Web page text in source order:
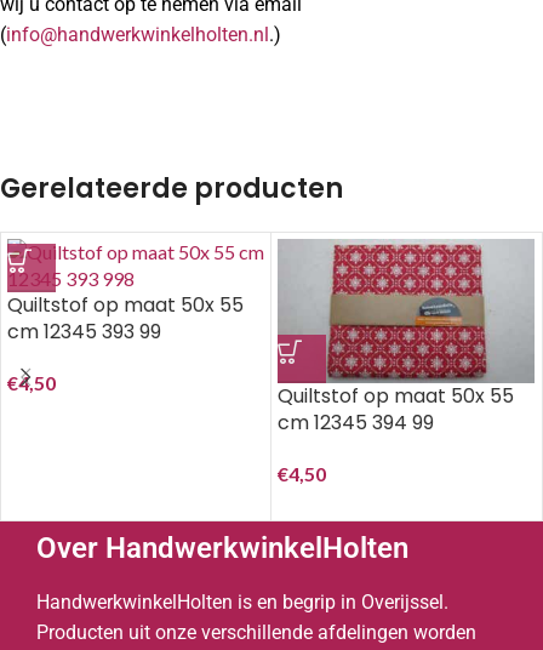
(info@handwerkwinkelholten.nl.)
Gerelateerde producten
Quiltstof op maat 50x 55
cm 12345 393 99
€4,50
Quiltstof op maat 50x 55
cm 12345 394 99
€4,50
Over HandwerkwinkelHolten
HandwerkwinkelHolten is en begrip in Overijssel.
Producten uit onze verschillende afdelingen worden